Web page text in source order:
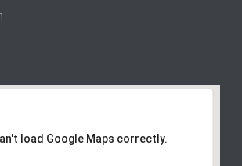
load Google Maps correctly.